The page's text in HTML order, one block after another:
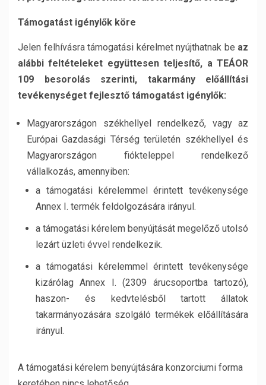
Támogatást igénylők köre
Jelen felhívásra támogatási kérelmet nyújthatnak be az
alábbi feltételeket együttesen teljesítő, a TEÁOR
109 besorolás szerinti, takarmány előállítási
tevékenységet fejlesztő támogatást igénylők:
Magyarországon székhellyel rendelkező, vagy az
Európai Gazdasági Térség területén székhellyel és
Magyarországon fiókteleppel rendelkező
vállalkozás, amennyiben:
a támogatási kérelemmel érintett tevékenysége
Annex I. termék feldolgozására irányul.
a támogatási kérelem benyújtását megelőző utolsó
lezárt üzleti évvel rendelkezik.
a támogatási kérelemmel érintett tevékenysége
kizárólag Annex I. (2309 árucsoportba tartozó),
haszon- és kedvtelésből tartott állatok
takarmányozására szolgáló termékek előállítására
irányul.
A támogatási kérelem benyújtására konzorciumi forma